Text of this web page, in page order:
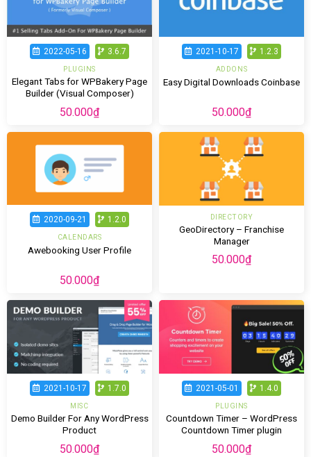
2022-05-16 3.6.7
PLUGINS
Elegant Tabs for WPBakery Page
Builder (Visual Composer)
50.000₫
2021-10-17 1.2.3
ADDONS
Easy Digital Downloads Coinbase
50.000₫
2020-09-21 1.2.0
CALENDARS
Awebooking User Profile
50.000₫
DIRECTORY
GeoDirectory – Franchise
Manager
50.000₫
2021-10-17 1.7.0
MISC
Demo Builder For Any WordPress
Product
50.000₫
2021-05-01 1.4.0
PLUGINS
Countdown Timer – WordPress
Countdown Timer plugin
50.000₫